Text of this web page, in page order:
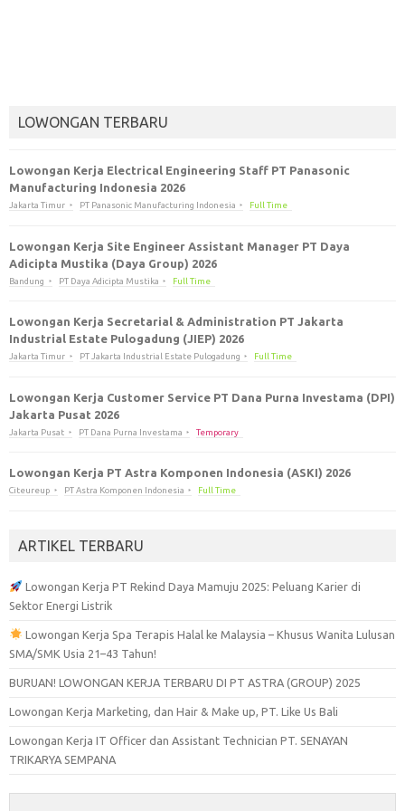
LOWONGAN TERBARU
Lowongan Kerja Electrical Engineering Staff PT Panasonic
Manufacturing Indonesia 2026
Jakarta Timur PT Panasonic Manufacturing Indonesia Full Time
Lowongan Kerja Site Engineer Assistant Manager PT Daya
Adicipta Mustika (Daya Group) 2026
Bandung PT Daya Adicipta Mustika Full Time
Lowongan Kerja Secretarial & Administration PT Jakarta
Industrial Estate Pulogadung (JIEP) 2026
Jakarta Timur PT Jakarta Industrial Estate Pulogadung Full Time
Lowongan Kerja Customer Service PT Dana Purna Investama (DPI)
Jakarta Pusat 2026
Jakarta Pusat PT Dana Purna Investama Temporary
Lowongan Kerja PT Astra Komponen Indonesia (ASKI) 2026
Citeureup PT Astra Komponen Indonesia Full Time
ARTIKEL TERBARU
Lowongan Kerja PT Rekind Daya Mamuju 2025: Peluang Karier di
Sektor Energi Listrik
Lowongan Kerja Spa Terapis Halal ke Malaysia – Khusus Wanita Lulusan
SMA/SMK Usia 21–43 Tahun!
BURUAN! LOWONGAN KERJA TERBARU DI PT ASTRA (GROUP) 2025
Lowongan Kerja Marketing, dan Hair & Make up, PT. Like Us Bali
Lowongan Kerja IT Officer dan Assistant Technician PT. SENAYAN
TRIKARYA SEMPANA